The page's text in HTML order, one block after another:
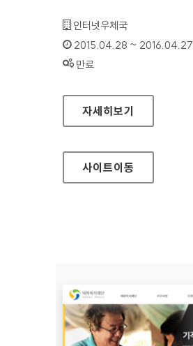
기관명 :
인터넷우체국
인증기간 :
2015.04.28 ~ 2016.04.27
상태 :
만료
우체국택배 홈페이지
자세히보기
사이트이동